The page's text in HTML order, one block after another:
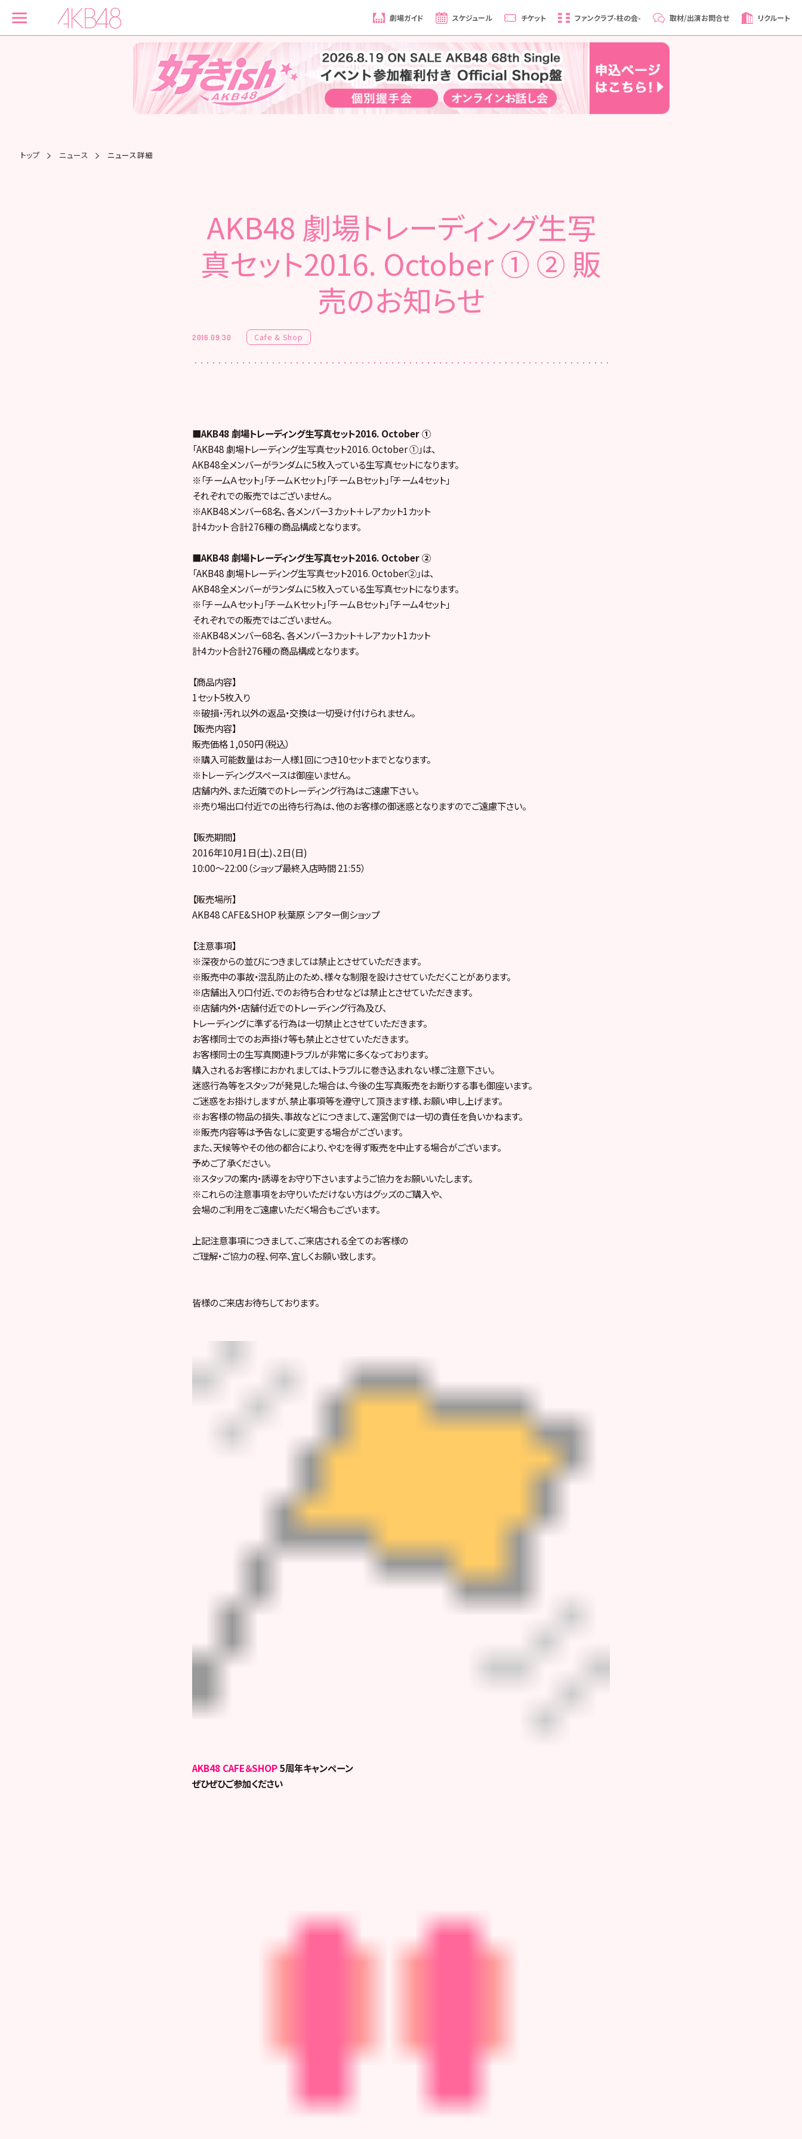
劇場ガイド スケジュール チケット ファンクラブ-柱の会- 取材/出演お問合せ リクルート
トップ ニュース ニュース詳細
AKB48 劇場トレーディング生写
真セット2016. October ① ② 販
売のお知らせ
2016.09.30 Cafe & Shop
■AKB48 劇場トレーディング生写真セット2016. October ①
「AKB48 劇場トレーディング生写真セット2016. October ①」は、
AKB48全メンバーがランダムに5枚入っている生写真セットになります。
※「チームＡセット」「チームＫセット」「チームＢセット」「チーム4セット」
それぞれでの販売ではございません。
※AKB48メンバー68名､各メンバー3カット＋レアカット1カット
計4カット 合計276種の商品構成となります。
■AKB48 劇場トレーディング生写真セット2016. October ②
「AKB48 劇場トレーディング生写真セット2016. October②」は、
AKB48全メンバーがランダムに5枚入っている生写真セットになります。
※「チームＡセット」「チームＫセット」「チームＢセット」「チーム4セット」
それぞれでの販売ではございません。
※AKB48メンバー68名､各メンバー3カット＋レアカット1カット
計4カット合計276種の商品構成となります。
【商品内容】
1セット5枚入り
※破損・汚れ以外の返品・交換は一切受け付けられません。
【販売内容】
販売価格 1,050円（税込）
※購入可能数量はお一人様1回につき10セットまでとなります。
※トレーディングスペースは御座いません。
店舗内外、また近隣でのトレーディング行為はご遠慮下さい。
※売り場出口付近での出待ち行為は、他のお客様の御迷惑となりますのでご遠慮下さい。
【販売期間】
2016年10月1日(土)、2日(日)
10:00～22:00（ショップ最終入店時間 21:55）
【販売場所】
AKB48 CAFE&SHOP 秋葉原 シアター側ショップ
【注意事項】
※深夜からの並びにつきましては禁止とさせていただきます。
※販売中の事故・混乱防止のため、様々な制限を設けさせていただくことがあります。
※店舗出入り口付近、でのお待ち合わせなどは禁止とさせていただきます。
※店舗内外・店舗付近でのトレーディング行為及び、
トレーディングに準ずる行為は一切禁止とさせていただきます。
お客様同士でのお声掛け等も禁止とさせていただきます。
お客様同士の生写真関連トラブルが非常に多くなっております。
購入されるお客様におかれましては、トラブルに巻き込まれない様ご注意下さい。
迷惑行為等をスタッフが発見した場合は、今後の生写真販売をお断りする事も御座います。
ご迷惑をお掛けしますが、禁止事項等を遵守して頂きます様、お願い申し上げます。
※お客様の物品の損失、事故などにつきまして、運営側では一切の責任を負いかねます。
※販売内容等は予告なしに変更する場合がございます。
また、天候等やその他の都合により、やむを得ず販売を中止する場合がございます。
予めご了承ください。
※スタッフの案内・誘導をお守り下さいますようご協力をお願いいたします。
※これらの注意事項をお守りいただけない方はグッズのご購入や、
会場のご利用をご遠慮いただく場合もございます。
上記注意事項につきまして、ご来店される全てのお客様の
ご理解・ご協力の程、何卒、宜しくお願い致します。
皆様のご来店お待ちしております。
AKB48 CAFE＆SHOP5周年キャンペーン
ぜひぜひご参加ください